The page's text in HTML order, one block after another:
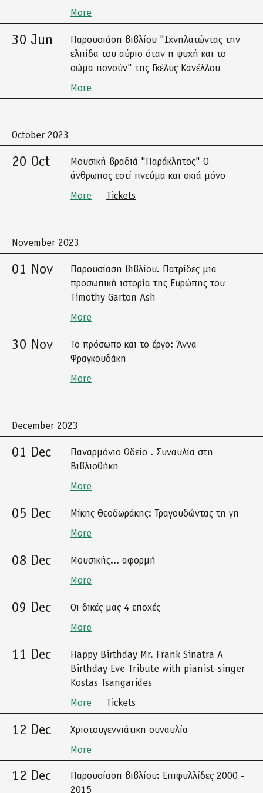
More
30 Jun
Παρουσιάση βιβλίου "Ιχνηλατώντας την
ελπίδα του αύριο όταν η ψυχή και το
σώμα πονούν" της Γκέλυς Κανέλλου
More
October 2023
20 Oct
Μουσική βραδιά "Παράκλητος" Ο
άνθρωπος εστί πνεύμα και σκιά μόνο
More
Tickets
November 2023
01 Nov
Παρουσίαση βιβλίου. Πατρίδες μια
προσωπική ιστορία της Ευρώπης του
Timothy Garton Ash
More
30 Nov
Το πρόσωπο και το έργο: Άννα
Φραγκουδάκη
More
December 2023
01 Dec
Παναρμόνιο Ωδείο . Συναυλία στη
Βιβλιοθήκη
More
05 Dec
Μίκης Θεοδωράκης: Τραγουδώντας τη γη
More
08 Dec
Μουσικής... αφορμή
More
09 Dec
Οι δικές μας 4 εποχές
More
11 Dec
Happy Birthday Mr. Frank Sinatra A
Birthday Eve Tribute with pianist-singer
Kostas Tsangarides
More
Tickets
12 Dec
Χριστουγεννιάτικη συναυλία
More
12 Dec
Παρουσίαση βιβλίου: Επιφυλλίδες 2000 -
2015